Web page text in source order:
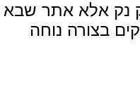
נק אלא אתר שבא
בצורה נוחה